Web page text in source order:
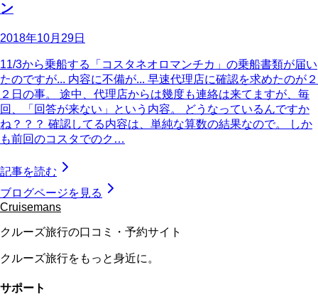
ン
2018年10月29日
11/3から乗船する「コスタネオロマンチカ」の乗船書類が届い
たのですが... 内容に不備が... 早速代理店に確認を求めたのが２
２日の事。 途中、代理店からは幾度も連絡は来てますが、毎
回、「回答が来ない」という内容。 どうなっているんですか
ね？？？ 確認してる内容は、単純な算数の結果なので。 しか
も前回のコスタでのク…
記事を読む
ブログページを見る
Cruisemans
クルーズ旅行の口コミ・予約サイト
クルーズ旅行をもっと身近に。
サポート